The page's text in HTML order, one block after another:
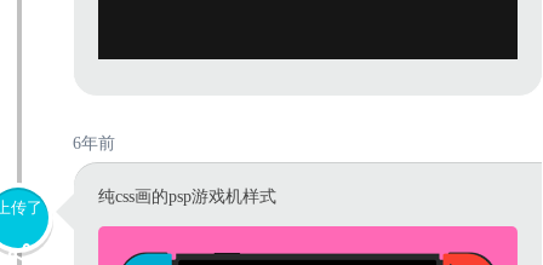
6年前
传了
纯css画的psp游戏机样式